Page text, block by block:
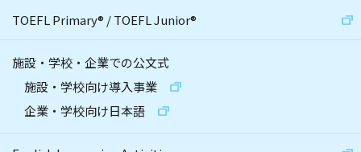
TOEFL Primary® /TOEFL Junior®
施設・学校・企業での公文式
施設・学校向け導入事業
企業・学校向け日本語